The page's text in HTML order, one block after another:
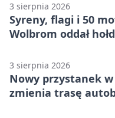
3 sierpnia 2026
Syreny, flagi i 50
Wolbrom oddał
3 sierpnia 2026
Nowy przystanek
zmienia trasę